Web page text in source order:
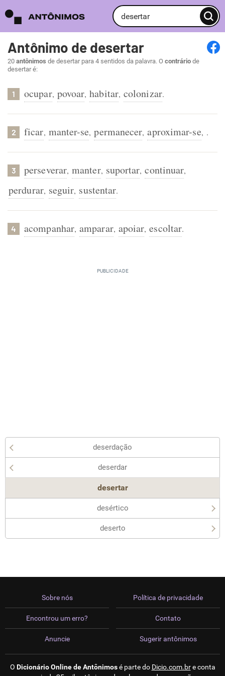
Antônimo de desertar
20 antônimos de desertar para 4 sentidos da palavra. O contrário de
desertar é:
1 ocupar, povoar, habitar, colonizar.
2 ficar, manter-se, permanecer, aproximar-se, .
3 perseverar, manter, suportar, continuar,
perdurar, seguir, sustentar.
4 acompanhar, amparar, apoiar, escoltar.
deserdação
deserdar
desertar
desértico
deserto
Sobre nós
Encontrou um erro?
Anuncie
Política de privacidade
Contato
Sugerir antônimos
O Dicionário Online de Antônimosé parte do Dicio.com.bre conta